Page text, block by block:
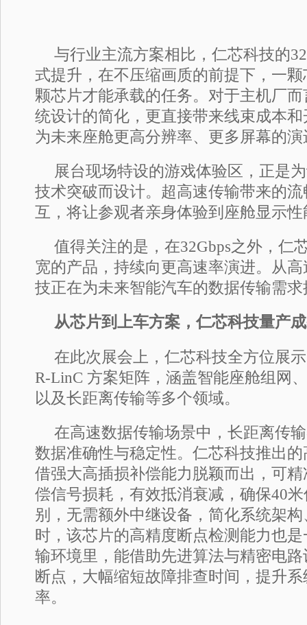
与行业主流方案相比，仁芯科技的
式提升，在不压缩画质的前提下，一
颗芯片才能承载的任务。对于主机厂
统设计的简化，更直接带来线束成本
为未来座舱更高分辨率、更多屏幕的
展台现场特设的游戏体验区，正是
技术突破而设计。超高速传输带来的
互，将让参观者亲身体验到座舱显示
值得关注的是，在32Gbps之外，仁
宽的产品，持续向更高速率演进。从
技正在为未来智能汽车的数据传输需
从芯片到上车方案，仁芯科技量产
在此次展会上，仁芯科技全方位展
R-LinC 方案矩阵，涵盖智能座舱组网
以及长距离传输等多个领域。
在高速数据传输场景中，长距离传
数据准确性与稳定性。仁芯科技推出的
借强大高插损补偿能力脱颖而出，可
偿信号损耗，有效抵消衰减，确保40
别，无需额外中继设备，简化系统架
时，该芯片的高精度断点检测能力也
输环境里，能借助先进算法与精密电
断点，大幅缩短故障排查时间，提升
率。